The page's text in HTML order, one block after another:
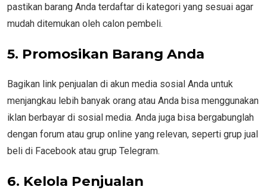
pastikan barang Anda terdaftar di kategori yang sesuai agar
mudah ditemukan oleh calon pembeli.
5. Promosikan Barang Anda
Bagikan link penjualan di akun media sosial Anda untuk
menjangkau lebih banyak orang atau Anda bisa menggunakan
iklan berbayar di sosial media. Anda juga bisa bergabunglah
dengan forum atau grup online yang relevan, seperti grup jual
beli di Facebook atau grup Telegram.
6. Kelola Penjualan